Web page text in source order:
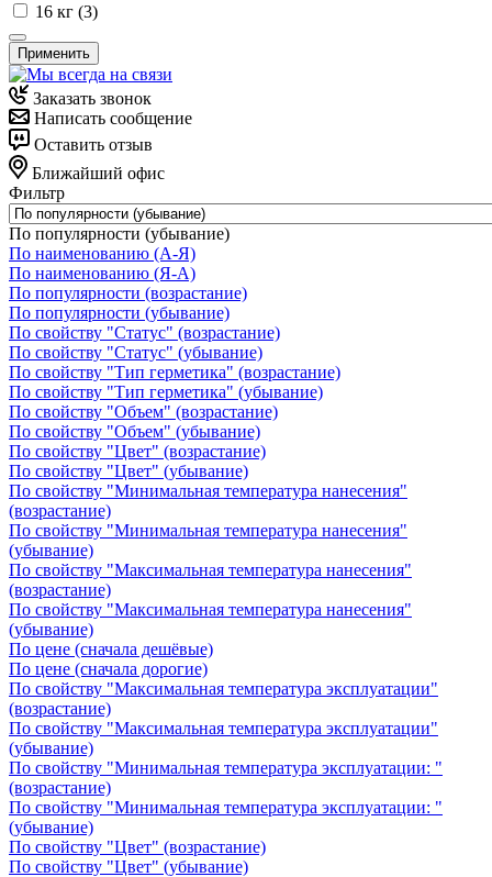
16 кг (3)
Применить
Заказать звонок
Написать сообщение
Оставить отзыв
Ближайший офис
Фильтр
По популярности (убывание)
По наименованию (А-Я)
По наименованию (Я-А)
По популярности (возрастание)
По популярности (убывание)
По свойству "Статус" (возрастание)
По свойству "Статус" (убывание)
По свойству "Тип герметика" (возрастание)
По свойству "Тип герметика" (убывание)
По свойству "Объем" (возрастание)
По свойству "Объем" (убывание)
По свойству "Цвет" (возрастание)
По свойству "Цвет" (убывание)
По свойству "Минимальная температура нанесения"
(возрастание)
По свойству "Минимальная температура нанесения"
(убывание)
По свойству "Максимальная температура нанесения"
(возрастание)
По свойству "Максимальная температура нанесения"
(убывание)
По цене (сначала дешёвые)
По цене (сначала дорогие)
По свойству "Максимальная температура эксплуатации"
(возрастание)
По свойству "Максимальная температура эксплуатации"
(убывание)
По свойству "Минимальная температура эксплуатации: "
(возрастание)
По свойству "Минимальная температура эксплуатации: "
(убывание)
По свойству "Цвет" (возрастание)
По свойству "Цвет" (убывание)